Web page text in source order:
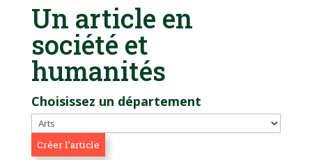
Un article en
société et
humanités
Choisissez un département